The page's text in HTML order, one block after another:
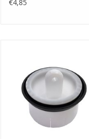
€4,85
TOEVOEGEN AAN